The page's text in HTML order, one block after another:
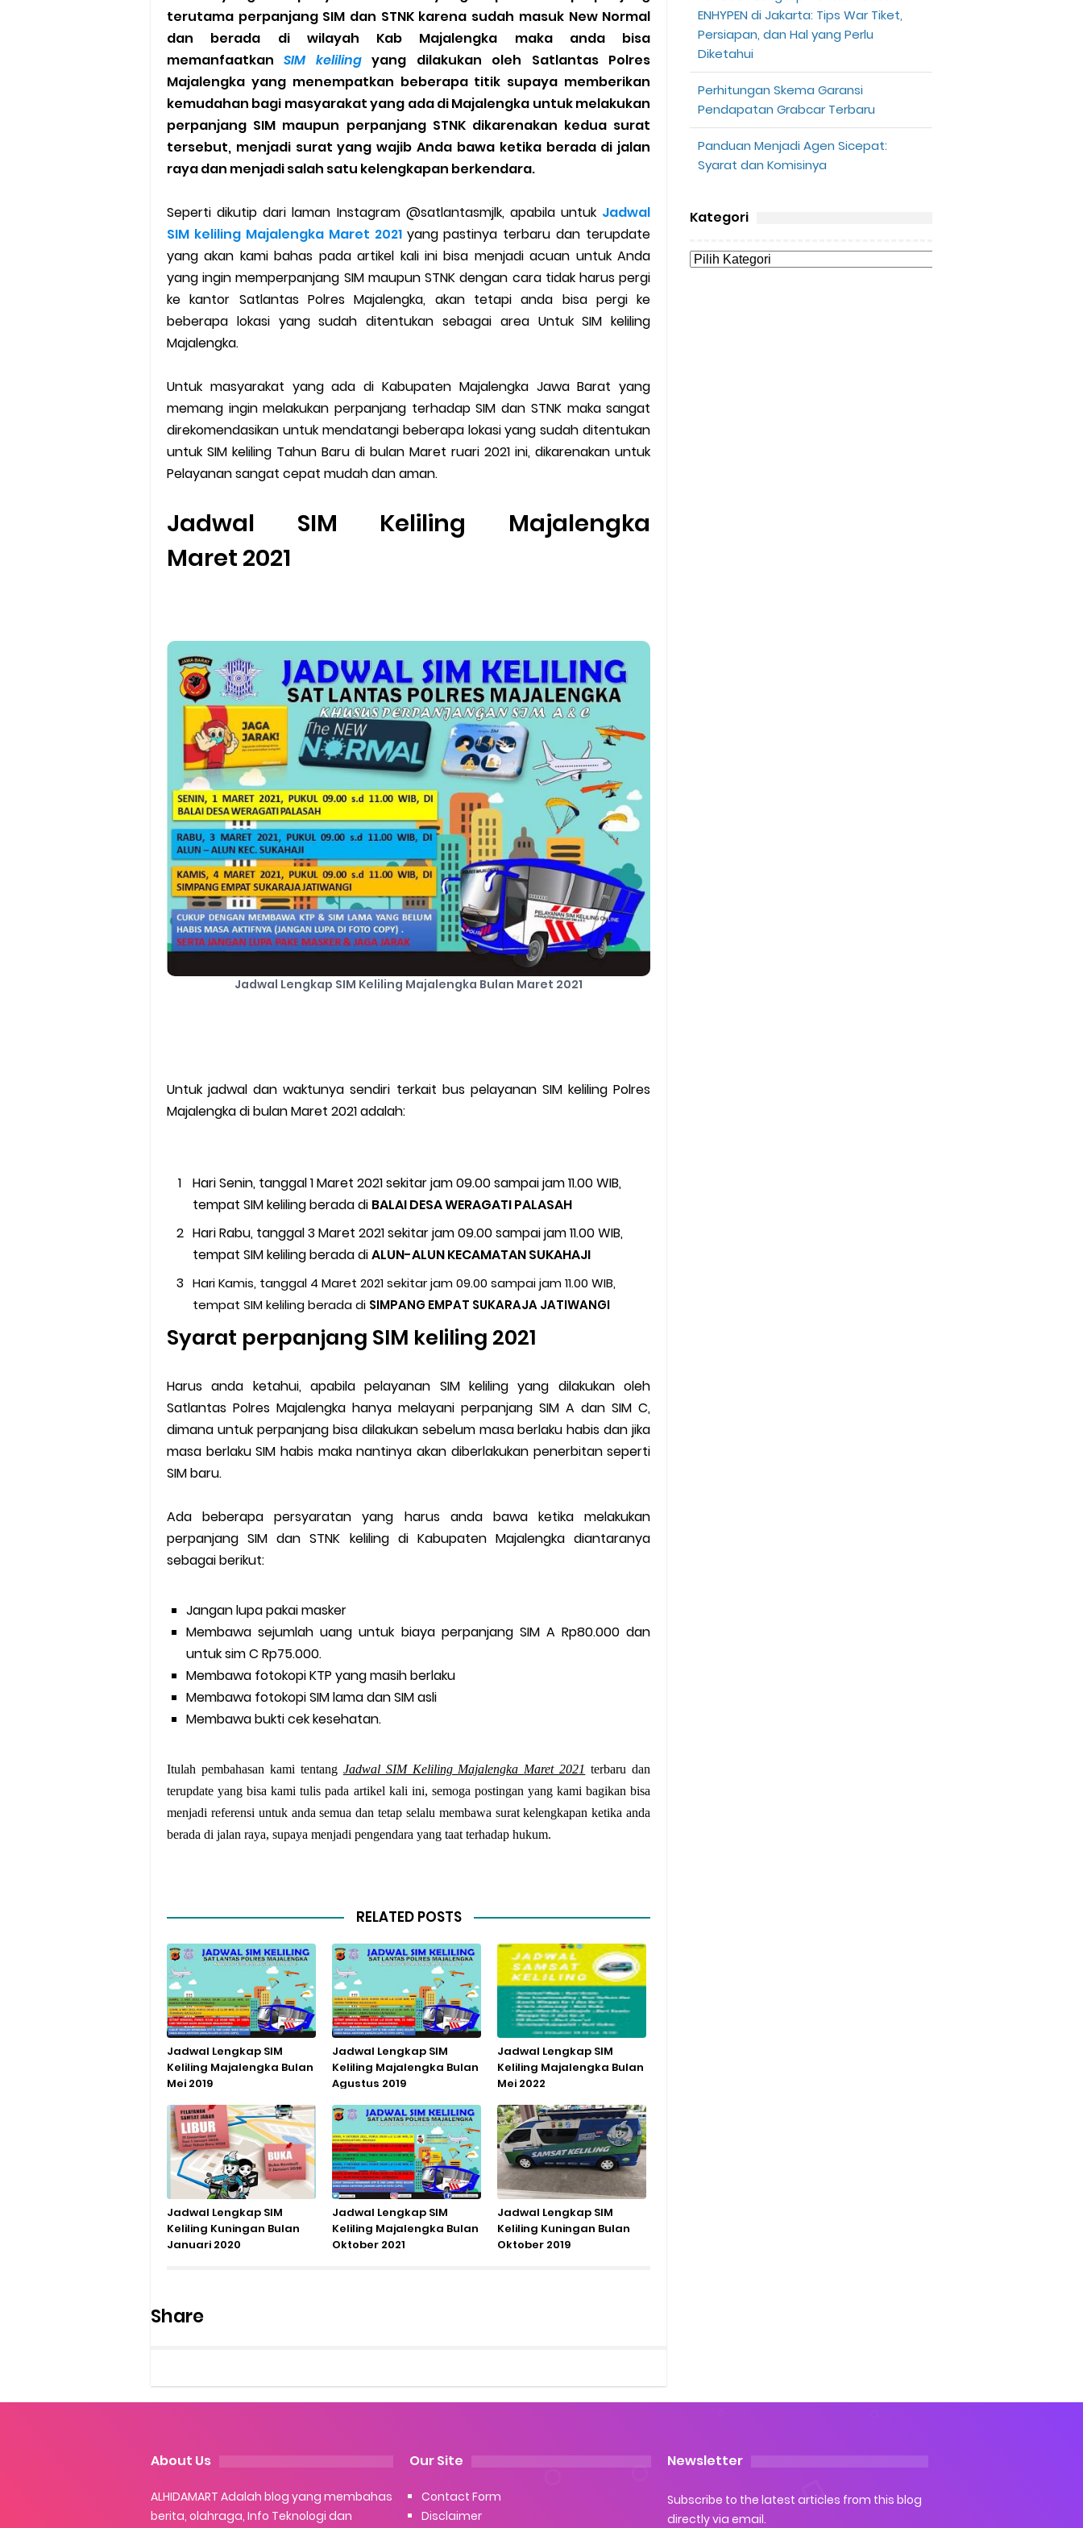
Cara Mudah Melihat Nomor Shopeepay Sendiri dan Orang Lain
7 Cara Mudah Top Up Grab untuk Driver
5 Versi Map Paling Gacor Untuk Ojek Online
Penyebab dan Cara Memulihkan Akun Gojek Dibekukan
Cara Menghitung Penghasilan Grab Sesuai dengan Orderan
Cara Menggunakan Paket Telkomsel Mitra Gojek
5 Cara Top Up InDriver dengan Mudah
5 Biaya Potongan Shopee Food yang Perlu Kamu Ketahui
10 Cara Jitu Autobid Untuk Lala Motor dan Mobil 2023
Cara Mudah Melihat QR dan Barcode Shopeepay
Enroute Drop: Arti dan Penjelasan Resi Gosend
Cara Transfer Gopay ke Shopeepay Tanpa Potongan
Cara Ping Server Shopee Food 2022
Cara Menghubungi CS Lalamove dan Jam Operasionalnya
terutama perpanjang SIM dan STNK karena sudah masuk New Normal
dan berada di wilayah Kab Majalengka maka anda bisa
memanfaatkanSIM kelilingyang dilakukan oleh Satlantas Polres
Majalengka yang menempatkan beberapa titik supaya memberikan
kemudahan bagi masyarakat yang ada di Majalengka untuk melakukan
perpanjang SIM maupun perpanjang STNK dikarenakan kedua surat
tersebut, menjadi surat yang wajib Anda bawa ketika berada di jalan
raya dan menjadi salah satu kelengkapan berkendara.
Seperti dikutip dari laman Instagram @satlantasmjlk, apabila untuk Jadwal
SIM keliling Majalengka Maret 2021 yang pastinya terbaru dan terupdate
yang akan kami bahas pada artikel kali ini bisa menjadi acuan untuk Anda
yang ingin memperpanjang SIM maupun STNK dengan cara tidak harus pergi
ke kantor Satlantas Polres Majalengka, akan tetapi anda bisa pergi ke
beberapa lokasi yang sudah ditentukan sebagai area Untuk SIM keliling
Majalengka.
Untuk masyarakat yang ada di Kabupaten Majalengka Jawa Barat yang
memang ingin melakukan perpanjang terhadap SIM dan STNK maka sangat
direkomendasikan untuk mendatangi beberapa lokasi yang sudah ditentukan
untuk SIM keliling Tahun Baru di bulan Maret ruari 2021 ini, dikarenakan untuk
Pelayanan sangat cepat mudah dan aman.
Jadwal SIM Keliling Majalengka
Maret 2021
Jadwal Lengkap SIM Keliling Majalengka Bulan Maret 2021
Untuk jadwal dan waktunya sendiri terkait bus pelayanan SIM keliling Polres
Majalengka di bulan Maret 2021 adalah:
Hari Senin, tanggal 1 Maret 2021 sekitar jam 09.00 sampai jam 11.00 WIB,
tempat SIM keliling berada di BALAI DESA WERAGATI PALASAH
Hari Rabu, tanggal 3 Maret 2021 sekitar jam 09.00 sampai jam 11.00 WIB,
tempat SIM keliling berada diALUN-ALUN KECAMATAN SUKAHAJI
Hari Kamis, tanggal 4 Maret 2021 sekitar jam 09.00 sampai jam 11.00 WIB,
tempat SIM keliling berada di SIMPANG EMPAT SUKARAJA JATIWANGI
Syarat perpanjang SIM keliling 2021
Harus anda ketahui, apabila pelayanan SIM keliling yang dilakukan oleh
Satlantas Polres Majalengka hanya melayani perpanjang SIM A dan SIM C,
dimana untuk perpanjang bisa dilakukan sebelum masa berlaku habis dan jika
masa berlaku SIM habis maka nantinya akan diberlakukan penerbitan seperti
SIM baru.
Ada beberapa persyaratan yang harus anda bawa ketika melakukan
perpanjang SIM dan STNK keliling di Kabupaten Majalengka diantaranya
sebagai berikut:
Jangan lupa pakai masker
Membawa sejumlah uang untuk biaya perpanjang SIM A Rp80.000 dan
untuk sim C Rp75.000.
Membawa fotokopi KTP yang masih berlaku
Membawa fotokopi SIM lama dan SIM asli
Membawa bukti cek kesehatan.
Itulah pembahasan kami tentang Jadwal SIM Keliling Majalengka Maret 2021 terbaru dan
terupdate yang bisa kami tulis pada artikel kali ini, semoga postingan yang kami bagikan bisa
menjadi referensi untuk anda semua dan tetap selalu membawa surat kelengkapan ketika anda
berada di jalan raya, supaya menjadi pengendara yang taat terhadap hukum.
RELATED POSTS
Jadwal Lengkap SIM
Keliling Majalengka Bulan
Mei 2019
Jadwal Lengkap SIM
Keliling Majalengka Bulan
Agustus 2019
Jadwal Lengkap SIM
Keliling Majalengka Bulan
Mei 2022
Jadwal Lengkap SIM
Keliling Kuningan Bulan
Januari 2020
Jadwal Lengkap SIM
Keliling Majalengka Bulan
Oktober 2021
Jadwal Lengkap SIM
Keliling Kuningan Bulan
Oktober 2019
Share
ENHYPEN di Jakarta: Tips War Tiket,
Persiapan, dan Hal yang Perlu
Diketahui
Perhitungan Skema Garansi
Pendapatan Grabcar Terbaru
Panduan Menjadi Agen Sicepat:
Syarat dan Komisinya
Kategori
About Us
ALHIDAMART Adalah blog yang membahas
berita, olahraga, Info Teknologi dan
Our Site
Contact Form
Disclaimer
Newsletter
Subscribe to the latest articles from this blog
directly via email.